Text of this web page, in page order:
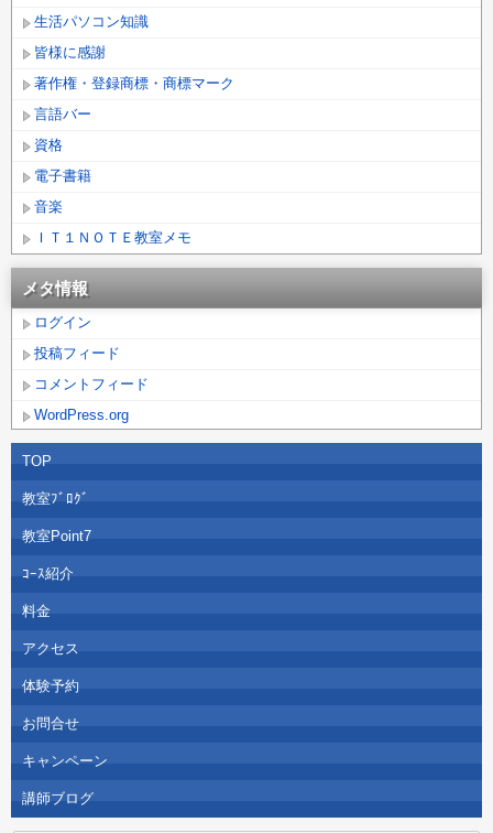
生活パソコン知識
皆様に感謝
著作権・登録商標・商標マーク
言語バー
資格
電子書籍
音楽
ＩＴ１ＮＯＴＥ教室メモ
メタ情報
ログイン
投稿フィード
コメントフィード
WordPress.org
TOP
教室ﾌﾞﾛｸﾞ
教室Point7
ｺｰｽ紹介
料金
アクセス
体験予約
お問合せ
キャンペーン
講師ブログ